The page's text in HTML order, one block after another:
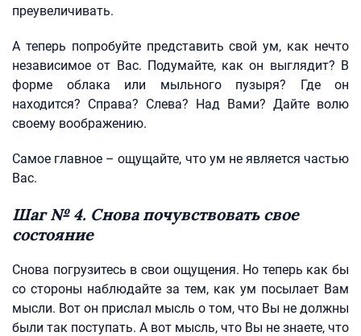
преувеличивать.
А теперь попробуйте представить свой ум, как нечто
независимое от Вас. Подумайте, как он выглядит? В
форме облака или мыльного пузыря? Где он
находится? Справа? Слева? Над Вами? Дайте волю
своему воображению.
Самое главное – ощущайте, что ум не является частью
Вас.
Шаг № 4. Снова почувствовать свое
состояние
Снова погрузитесь в свои ощущения. Но теперь как бы
со стороны наблюдайте за тем, как ум посылает Вам
мысли. Вот он прислал мысль о том, что Вы не должны
были так поступать. А вот мысль, что Вы не знаете, что